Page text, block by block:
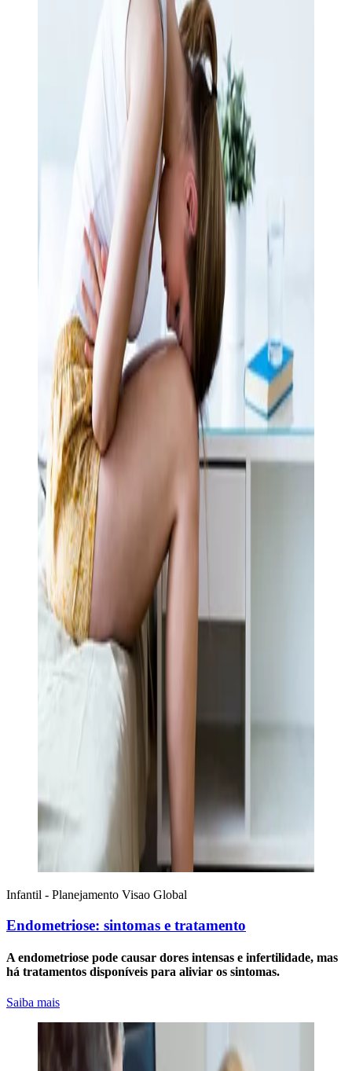
Infantil - Planejamento Visao Global
Endometriose: sintomas e tratamento
A endometriose pode causar dores intensas e infertilidade, mas
há tratamentos disponíveis para aliviar os sintomas.
Saiba mais